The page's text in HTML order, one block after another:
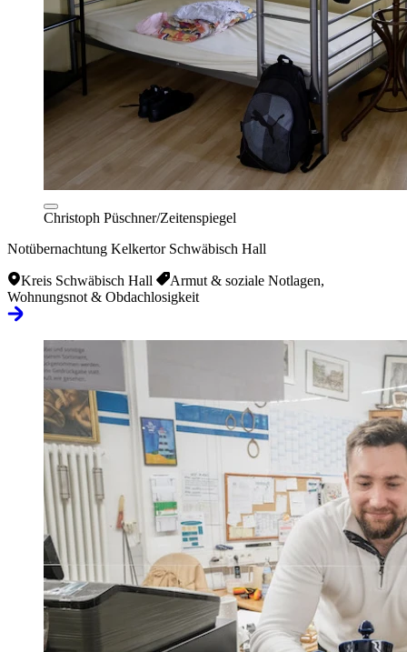
Christoph Püschner/Zeitenspiegel
Notübernachtung Kelkertor Schwäbisch Hall
Kreis Schwäbisch Hall
Armut & soziale Notlagen,
Wohnungsnot & Obdachlosigkeit